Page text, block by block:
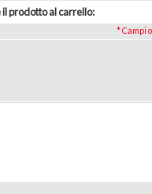
il prodotto al carrello:
* Campi